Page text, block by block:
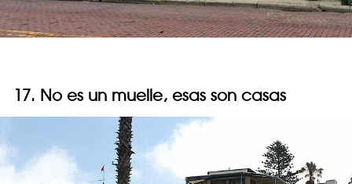
17. No es un muelle, esas son casas